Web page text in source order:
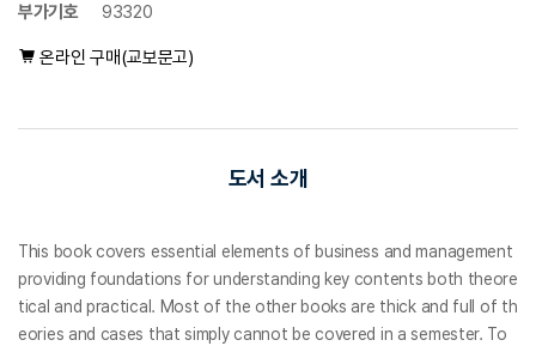
부가기호 93320
온라인 구매(교보문고)
도서 소개
This book covers essential elements of business and management
providing foundations for understanding key contents both theore
tical and practical. Most of the other books are thick and full of th
eories and cases that simply cannot be covered in a semester. To